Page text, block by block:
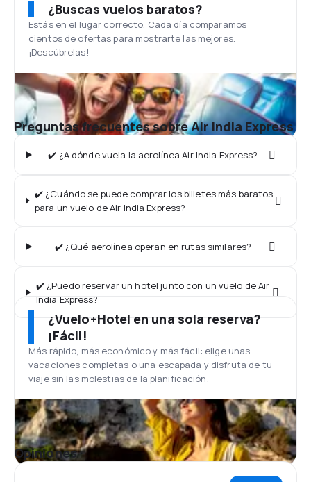
¿Buscas vuelos baratos?
Estás en el lugar correcto. Cada día comparamos
cientos de ofertas para mostrarte las mejores.
¡Descúbrelas!
Preguntas frecuentes sobre Air India Express
✔️ ¿A dónde vuela la aerolínea Air India Express?
✔️ ¿Cuándo se puede comprar los billetes más baratos
para un vuelo de Air India Express?
✔️ ¿Qué aerolínea operan en rutas similares?
✔️ ¿Puedo reservar un hotel junto con un vuelo de Air
India Express?
¿Vuelo+Hotel en una sola reserva?
¡Fácil!
Más rápido, más económico y más fácil: elige unas
vacaciones completas o una escapada y disfruta de tu
viaje sin las molestias de la planificación.
Opiniones